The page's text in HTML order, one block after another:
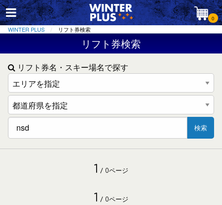
0
WINTER PLUS リフト券検索
リフト券検索
リフト券名・スキー場名で探す
検索
1 / 0ページ
1 / 0ページ